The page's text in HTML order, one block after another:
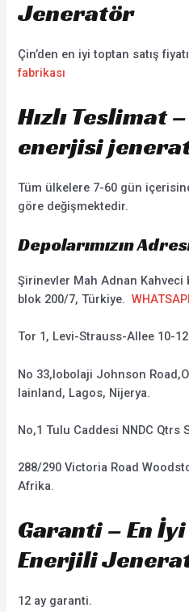
Jeneratör
Çin’den en iyi toptan satış fiyatı
fabrikası
Hızlı Teslimat
enerjisi
Tüm ülkelere 7-60 gün
göre değişmektedir.
Depolarımızın
Şirinevler Mah Adnan Kahveci
blok 200/7, Türkiye.
Tor 1, Levi-Strauss-Allee 10-
No 33,lobolaji Johnson
lainland, Lagos, Nijerya.
No,1 Tulu Caddesi NNDC Qtrs
288/290 Victoria Road
Afrika.
Garanti – En
Enerjili
12 ay garanti.